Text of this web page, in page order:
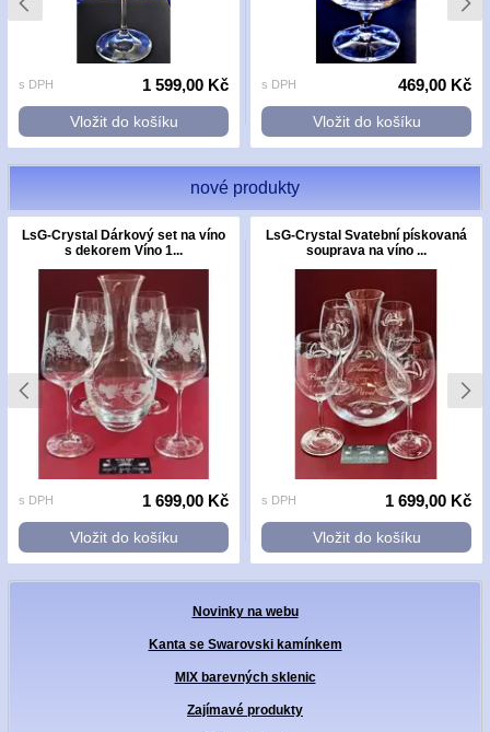
Novinky na webu
Kanta se Swarovski kamínkem
MIX barevných sklenic
Zajímavé produkty
s DPH 1 599,00 Kč
Vložit do košíku
s DPH 469,00 Kč
Vložit do košíku
nové produkty
LsG-Crystal Dárkový set na víno
s dekorem Víno 1...
s DPH 1 699,00 Kč
Vložit do košíku
LsG-Crystal Svatební pískovaná
souprava na víno ...
s DPH 1 699,00 Kč
Vložit do košíku